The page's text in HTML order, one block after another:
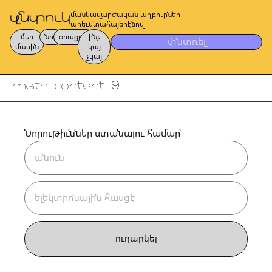
մանկավարժական աղբիւրներ
արեւմտահայերէնով
մեր
մասին
նոր օրացոյց
ինչ
կայ
չկայ
փնտռել
math_content_9
Նորութիւններ ստանալու համար՝
ուղարկել